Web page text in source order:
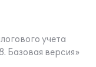
учета
Базовая версия»